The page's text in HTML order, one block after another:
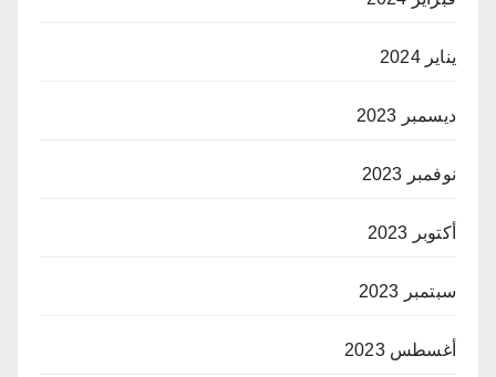
يناير 2024
ديسمبر 2023
نوفمبر 2023
أكتوبر 2023
سبتمبر 2023
أغسطس 2023